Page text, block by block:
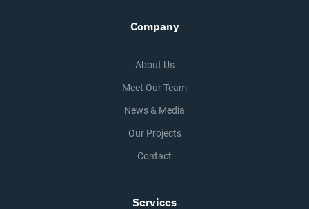
Company
About Us
Meet Our Team
News & Media
Our Projects
Contact
Services